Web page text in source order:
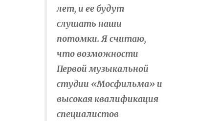
лет, и ее будут
слушать наши
потомки. Я считаю,
что возможности
Первой музыкальной
студии «Мосфильма» и
высокая квалификация
специалистов